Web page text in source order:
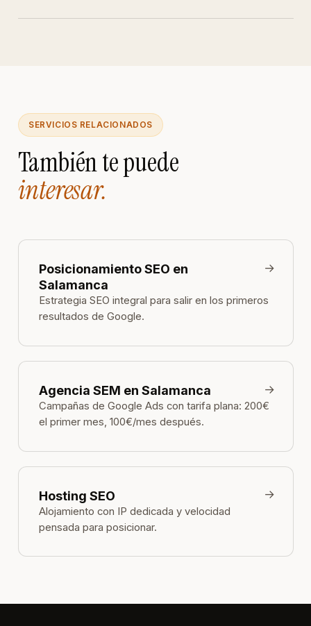
SERVICIOS RELACIONADOS
También te puede
interesar.
Posicionamiento SEO en
Salamanca
Estrategia SEO integral para salir en los primeros
resultados de Google.
→
Agencia SEM en Salamanca
Campañas de Google Ads con tarifa plana: 200€
el primer mes, 100€/mes después.
→
Hosting SEO
Alojamiento con IP dedicada y velocidad
pensada para posicionar.
→